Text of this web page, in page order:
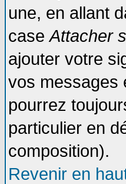
une, en allant
caseAttacher
ajouter votre
vos messages
pourrez
particulier en
composition).
Revenir en